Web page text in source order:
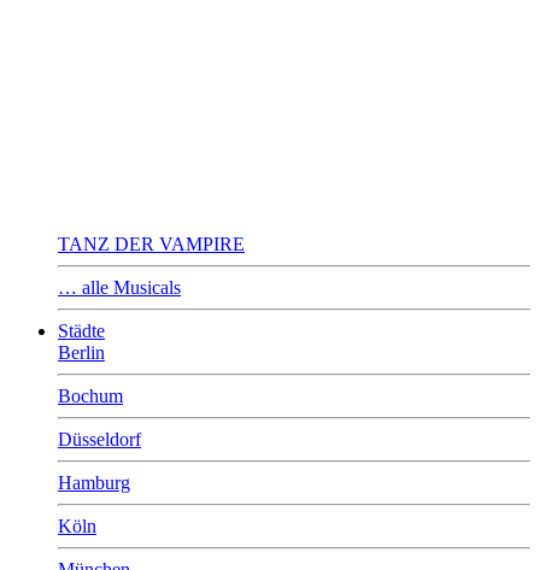
TANZ DER VAMPIRE
… alle Musicals
Städte
Berlin
Bochum
Düsseldorf
Hamburg
Köln